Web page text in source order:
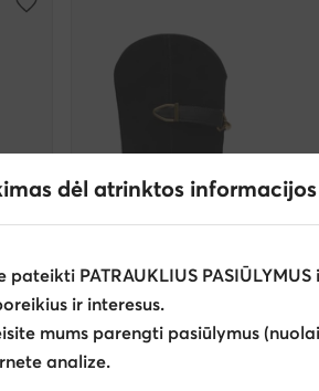
dėl atrinktos
pateikti PATRAUKLIUS
ir interesus.
mums parengti pasiūlymus
analize.